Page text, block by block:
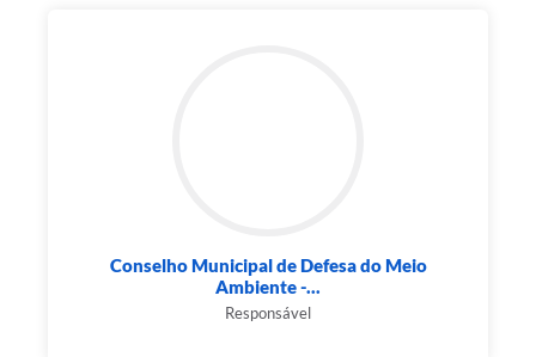
Conselho Municipal de Defesa do Meio
Ambiente -...
Responsável